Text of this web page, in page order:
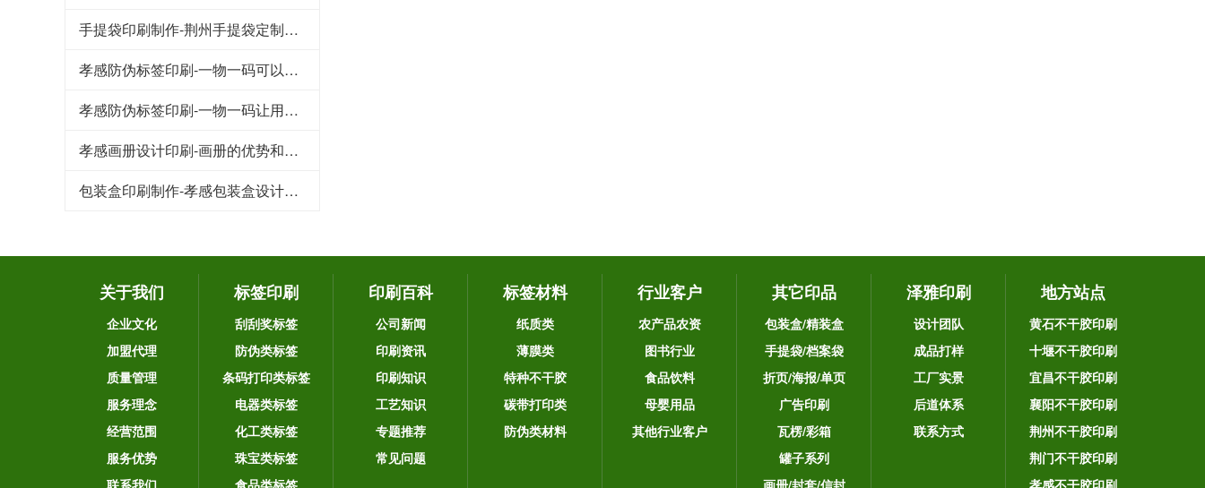
手提袋印刷制作-荆州手提袋定制重要性你了解吗
孝感防伪标签印刷-一物一码可以品牌宣传和引流吸粉
孝感防伪标签印刷-一物一码让用户为品牌产品传播
孝感画册设计印刷-画册的优势和作用
包装盒印刷制作-孝感包装盒设计要注意的几个重要因素
关于我们
企业文化
加盟代理
质量管理
服务理念
经营范围
服务优势
联系我们
标签印刷
刮刮奖标签
防伪类标签
条码打印类标签
电器类标签
化工类标签
珠宝类标签
食品类标签
印刷百科
公司新闻
印刷资讯
印刷知识
工艺知识
专题推荐
常见问题
标签材料
纸质类
薄膜类
特种不干胶
碳带打印类
防伪类材料
行业客户
农产品农资
图书行业
食品饮料
母婴用品
其他行业客户
其它印品
包装盒/精装盒
手提袋/档案袋
折页/海报/单页
广告印刷
瓦楞/彩箱
罐子系列
画册/封套/信封
泽雅印刷
设计团队
成品打样
工厂实景
后道体系
联系方式
地方站点
黄石不干胶印刷
十堰不干胶印刷
宜昌不干胶印刷
襄阳不干胶印刷
荆州不干胶印刷
荆门不干胶印刷
孝感不干胶印刷